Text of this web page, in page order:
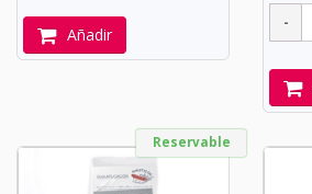
Añadir
Reservable